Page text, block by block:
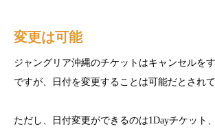
変更は可能
ジャングリア沖縄のチケットはキャンセルを
ですが、日付を変更することは可能だとされて
ただし、日付変更ができるのは1Dayチケット